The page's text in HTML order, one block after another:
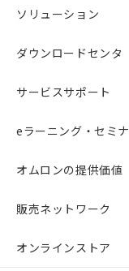
ソリューション
ダウンロードセンタ
サービスサポート
eラーニング・セミナ
オムロンの提供価値
販売ネットワーク
オンラインストア